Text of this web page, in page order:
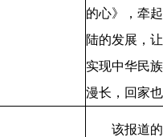
的心》，牵
陆的发展，
实现中华民
漫长，回家
该报道的火